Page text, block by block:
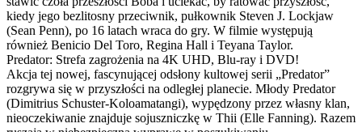
kiedy jego bezlitosny przeciwnik, pułkownik Steven J. Lockjaw
(Sean Penn), po 16 latach wraca do gry. W filmie występują
również Benicio Del Toro, Regina Hall i Teyana Taylor.
Predator: Strefa zagrożenia na 4K UHD, Blu-ray i DVD!
Akcja tej nowej, fascynującej odsłony kultowej serii „Predator”
rozgrywa się w przyszłości na odległej planecie. Młody Predator
(Dimitrius Schuster-Koloamatangi), wypędzony przez własny klan,
nieoczekiwanie znajduje sojuszniczkę w Thii (Elle Fanning). Razem